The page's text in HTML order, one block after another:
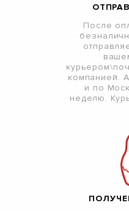
После
компанией.
и по
неделю.